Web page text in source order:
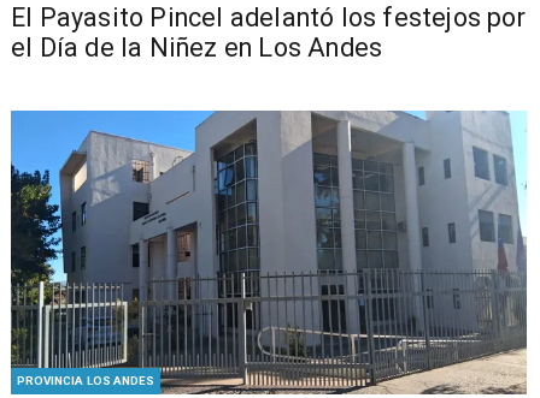
El Payasito Pincel adelantó los festejos por
el Día de la Niñez en Los Andes
PROVINCIA LOS ANDES